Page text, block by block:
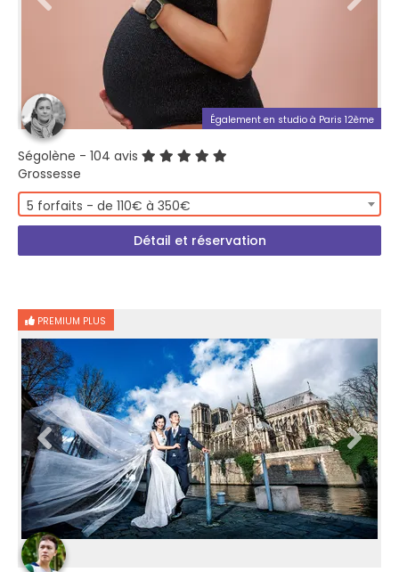
Également en studio à Paris 12ème
Ségolène - 104 avis
Grossesse
5 forfaits - de 110€ à 350€
Détail et réservation
PREMIUM PLUS